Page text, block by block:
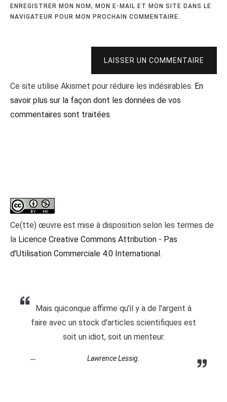
ENREGISTRER MON NOM, MON E-MAIL ET MON SITE DANS LE
NAVIGATEUR POUR MON PROCHAIN COMMENTAIRE.
LAISSER UN COMMENTAIRE
Ce site utilise Akismet pour réduire les indésirables. En
savoir plus sur la façon dont les données de vos
commentaires sont traitées.
Ce(tte) œuvre est mise à disposition selon les termes de
la Licence Creative Commons Attribution - Pas
d’Utilisation Commerciale 4.0 International.
Mais quiconque affirme qu'il y a de l'argent à
faire avec un stock d'articles scientifiques est
soit un idiot, soit un menteur.
Lawrence Lessig.